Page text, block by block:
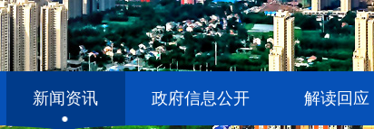
新闻资讯 政府信息公开 解读回应